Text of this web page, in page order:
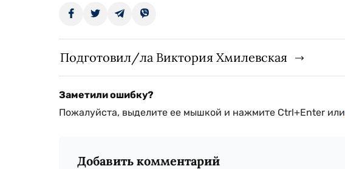
Подготовил/ла Виктория Хмилевская
Заметили ошибку?
Пожалуйста, выделите ее мышкой и нажмите Ctrl+Enter или
Добавить комментарий